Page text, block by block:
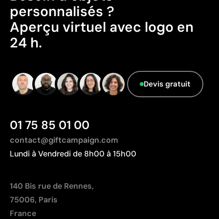
Emballage - Points: 0 / 10
Emballage sans caractéristiques considérées
comme durables.
Fabriqué en Chine, avec une distance de
transport plus importante par rapport à l'Europe.
personnalisés ?
Aperçu virtuel avec logo en
24 h.
Devis gratuit
01 75 85 01 00
contact@giftcampaign.com
Lundi à Vendredi de 8h00 à 15h00
140 Bis rue de Rennes,
75006, Paris
France